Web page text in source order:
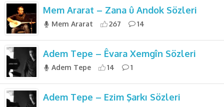
Mem Ararat – Zana û Andok Sözleri
Mem Ararat 267 14
Adem Tepe – Êvara Xemgîn Sözleri
Adem Tepe 14 1
Adem Tepe – Ezim Şarkı Sözleri